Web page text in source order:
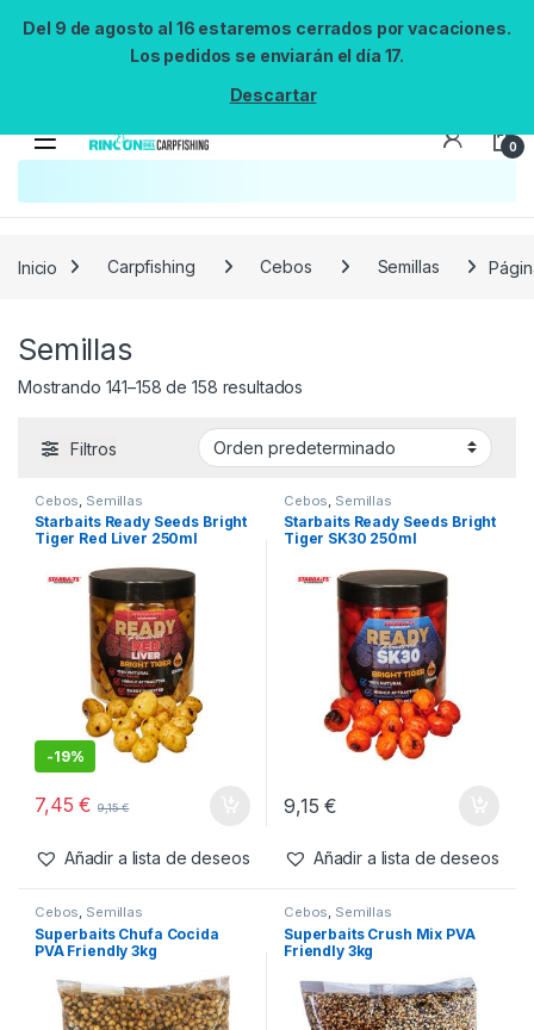
Del 9 de agosto al 16 estaremos cerrados por vacaciones.
Los pedidos se enviarán el día 17.
Descartar
0
Inicio Carpfishing Cebos Semillas
Semillas
Mostrando 141–158 de 158 resultados
Filtros
Cebos Semillas
Starbaits Ready Seeds Bright
Tiger Red Liver 250ml
-19%
7,45€ 9,15€
Añadir a lista de deseos
Cebos Semillas
Starbaits Ready Seeds Bright
Tiger SK30 250ml
9,15€
Añadir a lista de deseos
Cebos, Semillas
Superbaits Chufa Cocida
PVA Friendly 3kg
Cebos, Semillas
Superbaits Crush Mix PVA
Friendly 3kg